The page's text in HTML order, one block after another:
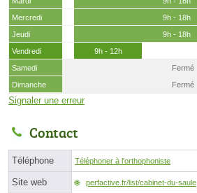
Mercredi
9h - 18h
Jeudi
9h - 18h
Vendredi
9h - 12h
Samedi
Fermé
Dimanche
Fermé
Signaler une erreur
Contact
Téléphone Téléphoner à l'orthophoniste
Site web perfactive.fr/list/cabinet-du-saule